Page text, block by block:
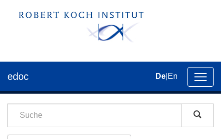
der
edoc De En